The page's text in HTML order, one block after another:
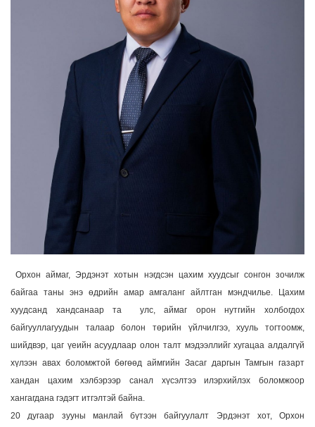
Орхон аймаг, Эрдэнэт хотын нэгдсэн цахим хуудсыг сонгон зочилж
байгаа таны энэ өдрийн амар амгаланг айлтган мэндчилье. Цахим
хуудсанд хандсанаар та улс, аймаг орон нутгийн холбогдох
байгууллагуудын талаар болон төрийн үйлчилгээ, хууль тогтоомж,
шийдвэр, цаг үеийн асуудлаар олон талт мэдээллийг хугацаа алдалгүй
хүлээн авах боломжтой бөгөөд аймгийн Засаг даргын Тамгын газарт
хандан цахим хэлбэрээр санал хүсэлтээ илэрхийлэх боломжоор
хангагдана гэдэгт итгэлтэй байна.
20 дугаар зууны манлай бүтээн байгуулалт Эрдэнэт хот, Орхон